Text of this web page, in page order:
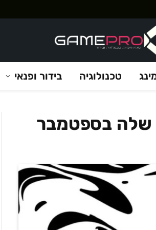
טכנולוגיה בידור ופנאי
שלה בספטמבר